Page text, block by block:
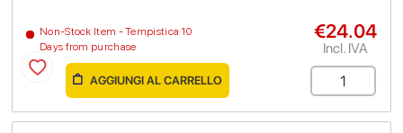
Non-Stock Item - Tempistica 10
Days from purchase
€24.04
Incl. IVA
AGGIUNGI AL CARRELLO